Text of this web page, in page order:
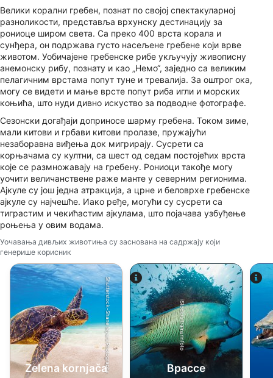
Велики корални гребен, познат по својој спектакуларној
разноликости, представља врхунску дестинацију за
рониоце широм света. Са преко 400 врста корала и
сунђера, он подржава густо насељене гребене који врве
животом. Уобичајене гребенске рибе укључују живописну
анемонску рибу, познату и као „Немо“, заједно са великим
пелагичним врстама попут туне и тревалија. За оштрог ока,
могу се видети и мање врсте попут риба игли и морских
коњића, што нуди дивно искуство за подводне фотографе.
Сезонски догађаји доприносе шарму гребена. Током зиме,
мали китови и грбави китови пролазе, пружајући
незаборавна виђења док мигрирају. Сусрети са
корњачама су култни, са шест од седам постојећих врста
које се размножавају на гребену. Рониоци такође могу
уочити величанствене раже манте у северним регионима.
Ајкуле су још једна атракција, а црне и беловрхе гребенске
ајкуле су најчешће. Иако ређе, могући су сусрети са
тиграстим и чекићастим ајкулама, што појачава узбуђење
роњења у овим водама.
Уочавања дивљих животиња су заснована на садржају који
генерише корисник
Shutterstock-Shane Myers Photography
Zelena kornjača
iStock/ultramarinfoto
Врассе